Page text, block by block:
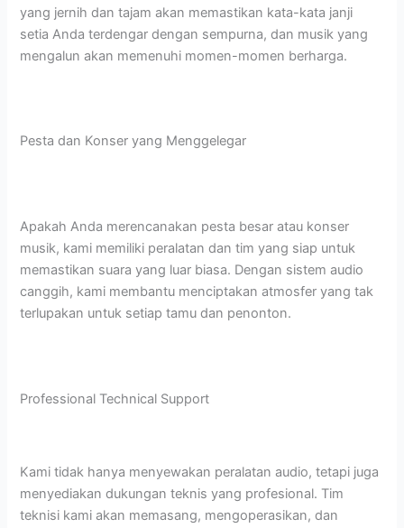
yang jernih dan tajam akan memastikan kata-kata janji
setia Anda terdengar dengan sempurna, dan musik yang
mengalun akan memenuhi momen-momen berharga.
Pesta dan Konser yang Menggelegar
Apakah Anda merencanakan pesta besar atau konser
musik, kami memiliki peralatan dan tim yang siap untuk
memastikan suara yang luar biasa. Dengan sistem audio
canggih, kami membantu menciptakan atmosfer yang tak
terlupakan untuk setiap tamu dan penonton.
Professional Technical Support
Kami tidak hanya menyewakan peralatan audio, tetapi juga
menyediakan dukungan teknis yang profesional. Tim
teknisi kami akan memasang, mengoperasikan, dan